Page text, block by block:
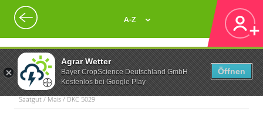
Agrar Wetter
Bayer CropScience Deutschland GmbH
Kostenlos bei Google Play
Öffnen
A-Z
Saatgut / Mais / DKC 5029